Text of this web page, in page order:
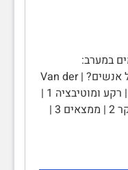
במערב:
קונפליקט ערכי או גם אפליה של אנשים? | Van der
Noll et al., 2018 | תוכן עניינים | רקע ומוטיבציה 1 |
השערות המחקר 2 | שיטת המחקר 2 | ממצאים 3 |